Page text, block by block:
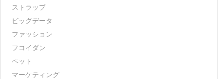
ストラップ
ビッグデータ
ファッション
フコイダン
ペット
マーケティング